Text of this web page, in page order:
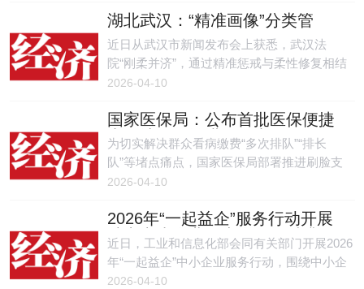
河湖优秀案例......”近日，在做客四川生态环境
推出的“市（州）局长谈”专栏时，泸州市生态
环境局党组书记、局长何刚率先给出了这一组
数据。
湖北武汉：“精准画像”分类管
理，为3600余家企业修复信用
近日从武汉市新闻发布会上获悉，武汉法
院“刚柔并济”，通过精准惩戒与柔性修复相结
合，助推民营经济持续健康发展。2025年，共
2026-04-10
国家医保局：公布首批医保便捷
支付地区，推进一码支付、信用
支付等
为切实解决群众看病缴费“多次排队”“排长
队”等堵点痛点，国家医保局部署推进刷脸支
付、一码支付、移动支付、信用支付等便捷支
区，力争大幅压减排队缴费时长，有效缓解参
保群众排队奔波。
2026-04-10
2026年“一起益企”服务行动开展
助力中小企业降本增效提质升级
近日，工业和信息化部会同有关部门开展2026
年“一起益企”中小企业服务行动，围绕中小企
业在落实政策、引育人才、投融资、技术创
2026-04-10